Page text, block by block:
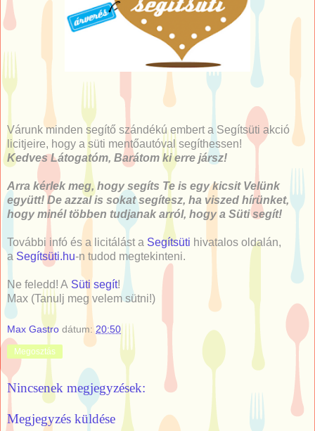
Várunk minden segítő szándékú embert a Segítsüti akció
licitjeire, hogy a süti mentőautóval segíthessen!
Kedves Látogatóm, Barátom ki erre jársz!
Arra kérlek meg, hogy segíts Te is egy kicsit Velünk
együtt! De azzal is sokat segítesz, ha viszed hírünket,
hogy minél többen tudjanak arról, hogy a Süti segít!
További infó és a licitálást a Segítsüti hivatalos oldalán,
a Segítsüti.hu-n tudod megtekinteni.
Ne feledd! A Süti segít!
Max (Tanulj meg velem sütni!)
Max Gastro dátum:20:50
Megosztás
Nincsenek megjegyzések:
Megjegyzés küldése